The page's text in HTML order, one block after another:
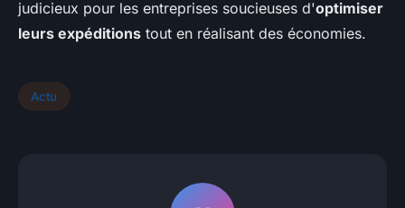
judicieux pour les entreprises soucieuses d'optimiser
leurs expéditions tout en réalisant des économies.
Actu